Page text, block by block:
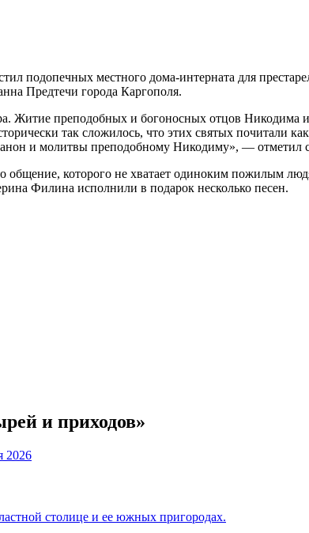
подопечных местного дома-интерната для
Предтечи города Каргополя.
Житие преподобных и богоносных отцов Никодима
так сложилось, что этих святых почитали
и молитвы преподобному Никодиму», — отметил
которого не хватает одиноким пожилым
Филина исполнили в подарок несколько песен.
и приходов»
2026
столице и ее южных пригородах.